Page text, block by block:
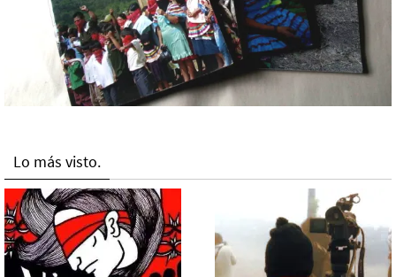
Lo más visto.